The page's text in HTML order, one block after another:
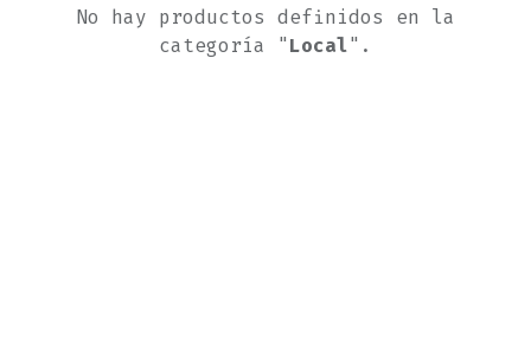
No hay productos definidos en la
categoría "Local".